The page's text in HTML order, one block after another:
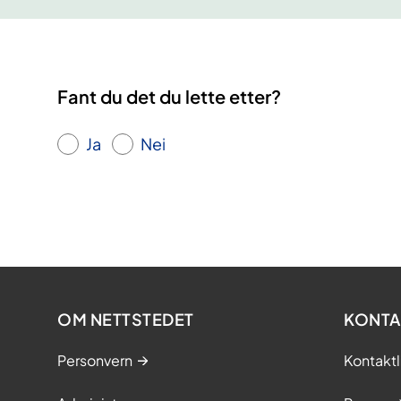
Fant du det du lette etter?
Ja Nei
OM NETTSTEDET
Personvern